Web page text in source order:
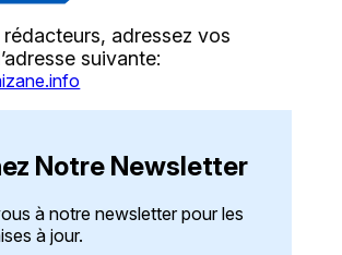
adressez vos
suivante:
Notre Newsletter
à notre newsletter pour les
à jour.